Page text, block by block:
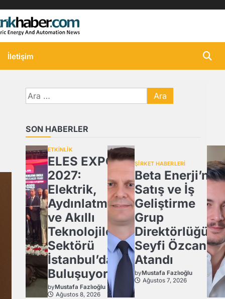
İletişim
Arama:
SON HABERLER
ETKİNLİK
ELES EXPO
2027:
Elektrik,
Aydınlatma
ve Akıllı
Teknolojiler
Sektörü
İstanbul’da
Buluşuyor!
byMustafa Fazlıoğlu
Ağustos 8, 2026
ŞİRKET HABERLERİ
Beta Enerji’nin
Satış ve İş
Geliştirme
Grup
Seyfi Özcan
Atandı
byMustafa Fazlıoğlu
Ağustos 7, 2026